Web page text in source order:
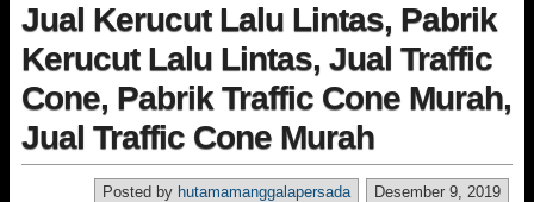
Jual Kerucut Lalu Lintas, Pabrik
Kerucut Lalu Lintas, Jual Traffic
Cone, Pabrik Traffic Cone Murah,
Jual Traffic Cone Murah
Desember 9, 2019
Posted by hutamamanggalapersada